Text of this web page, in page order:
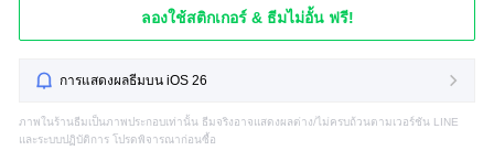
ลองใช้สติกเกอร์ & ธีมไม่อั้น ฟรี!
การแสดงผลธีมบน iOS 26
ภาพในร้านธีมเป็นภาพประกอบเท่านั้น ธีมจริงอาจแสดงผลต่าง/ไม่ครบถ้วนตามเวอร์ชัน LINE
และระบบปฏิบัติการ โปรดพิจารณาก่อนซื้อ